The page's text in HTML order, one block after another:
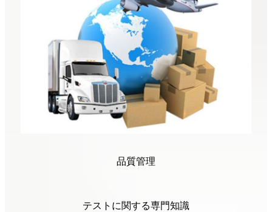
品質管理
テストに関する専門知識